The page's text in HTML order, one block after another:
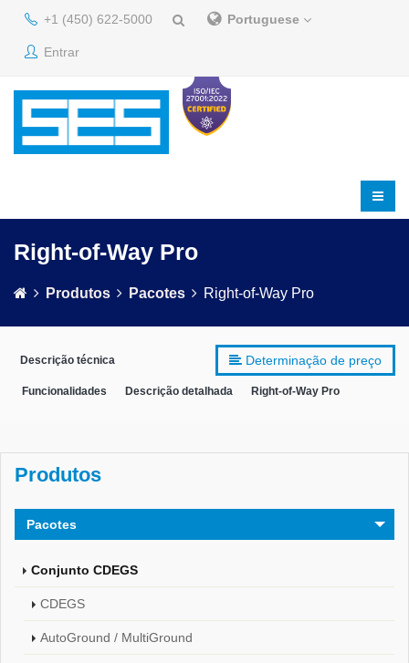
+1 (450) 622-5000 Portuguese
Entrar
Right-of-Way Pro
Produtos Pacotes Right-of-Way Pro
Determinação de preço
Descrição técnica
Funcionalidades Descrição detalhada Right-of-Way Pro
Produtos
Pacotes
Conjunto CDEGS
CDEGS
AutoGround / MultiGround